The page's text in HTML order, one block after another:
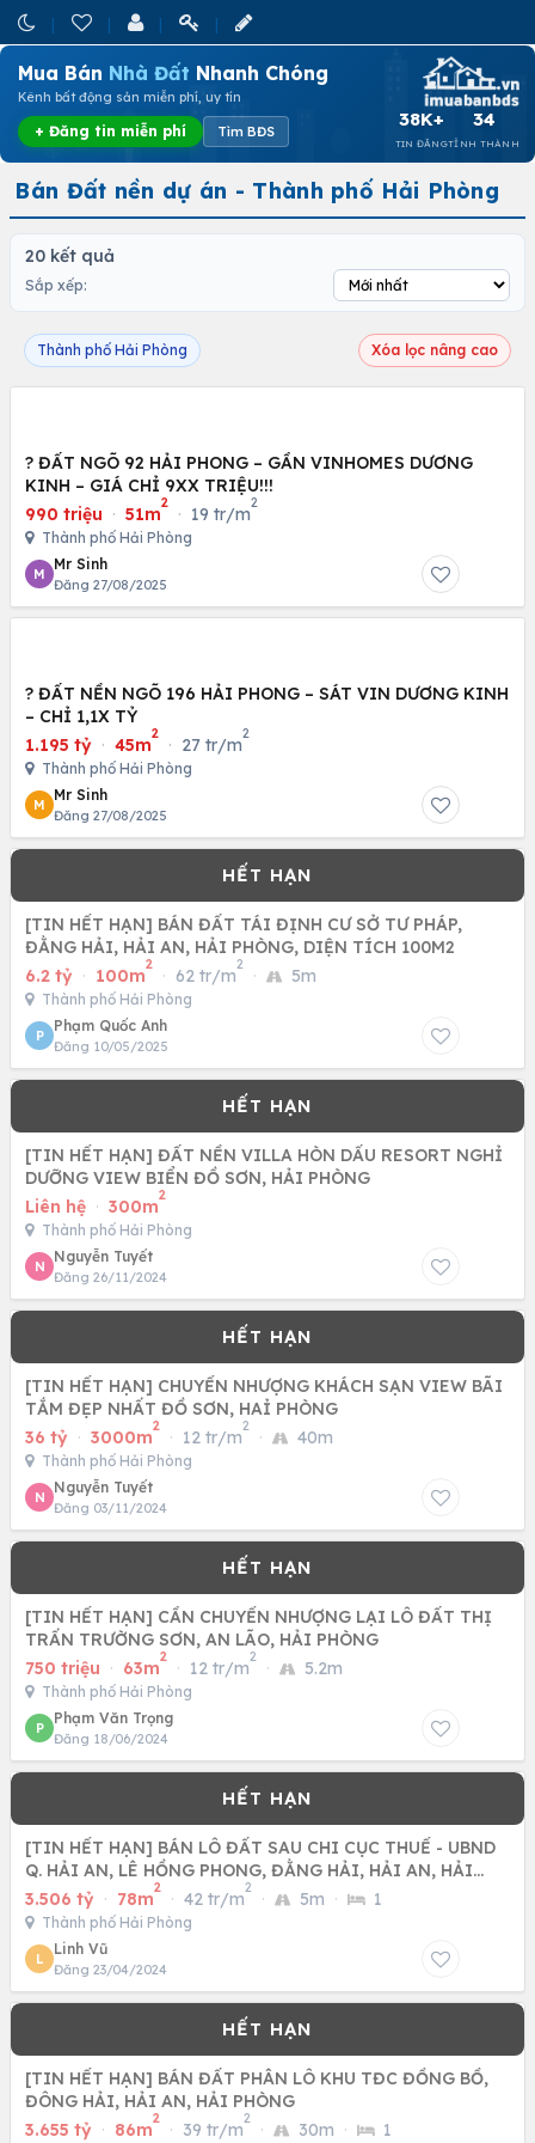
Mua Bán Nhà Đất Nhanh Chóng
Kênh bất động sản miễn phí, uy tín
+ Đăng tin miễn phí Tìm BĐS
38K+
TIN ĐĂNG
34
TỈNH THÀNH
Bán Đất nền dự án - Thành phố Hải Phòng
20 kết quả
Sắp xếp:
Thành phố Hải Phòng Xóa lọc nâng cao
? ĐẤT NGÕ 92 HẢI PHONG – GẦN VINHOMES DƯƠNG
KINH – GIÁ CHỈ 9XX TRIỆU!!!
990 triệu · 51m
2
· 19 tr/m
2
Thành phố Hải Phòng
M
Mr Sinh
Đăng 27/08/2025
? ĐẤT NỀN NGÕ 196 HẢI PHONG – SÁT VIN DƯƠNG KINH
– CHỈ 1,1X TỶ
1.195 tỷ · 45m
2
· 27 tr/m
2
Thành phố Hải Phòng
M
Mr Sinh
Đăng 27/08/2025
[TIN HẾT HẠN] BÁN ĐẤT TÁI ĐỊNH CƯ SỞ TƯ PHÁP,
ĐẰNG HẢI, HẢI AN, HẢI PHÒNG, DIỆN TÍCH 100M2
6.2 tỷ · 100m
2
· 62 tr/m
2
· 5m
Thành phố Hải Phòng
P
Phạm Quốc Anh
Đăng 10/05/2025
[TIN HẾT HẠN] ĐẤT NỀN VILLA HÒN DẤU RESORT NGHỈ
DƯỠNG VIEW BIỂN ĐỒ SƠN, HẢI PHÒNG
Liên hệ · 300m
2
Thành phố Hải Phòng
N
Nguyễn Tuyết
Đăng 26/11/2024
[TIN HẾT HẠN] CHUYỂN NHƯỢNG KHÁCH SẠN VIEW BÃI
TẮM ĐẸP NHẤT ĐỒ SƠN, HAỈ PHÒNG
36 tỷ · 3000m
2
· 12 tr/m
2
· 40m
Thành phố Hải Phòng
N
Nguyễn Tuyết
Đăng 03/11/2024
[TIN HẾT HẠN] CẦN CHUYỂN NHƯỢNG LẠI LÔ ĐẤT THỊ
TRẤN TRƯỜNG SƠN, AN LÃO, HẢI PHÒNG
750 triệu · 63m
2
· 12 tr/m
2
· 5.2m
Thành phố Hải Phòng
P
Phạm Văn Trọng
Đăng 18/06/2024
[TIN HẾT HẠN] BÁN LÔ ĐẤT SAU CHI CỤC THUẾ - UBND
Q. HẢI AN, LÊ HỒNG PHONG, ĐẰNG HẢI, HẢI AN, HẢI
PHÒNG
3.506 tỷ · 78m
2
· 42 tr/m
2
· 5m · 1
Thành phố Hải Phòng
L
Linh Vũ
Đăng 23/04/2024
[TIN HẾT HẠN] BÁN ĐẤT PHÂN LÔ KHU TĐC ĐỒNG BỒ,
ĐÔNG HẢI, HẢI AN, HẢI PHÒNG
3.655 tỷ · 86m
2
· 39 tr/m
2
· 30m · 1